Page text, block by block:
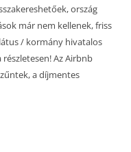
ország
már nem kellenek, friss
/ kormány hivatalos
Az Airbnb
a díjmentes